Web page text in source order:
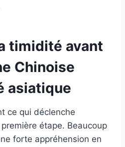
timidité avant
Chinoise
asiatique
ce qui déclenche
étape. Beaucoup
forte appréhension en